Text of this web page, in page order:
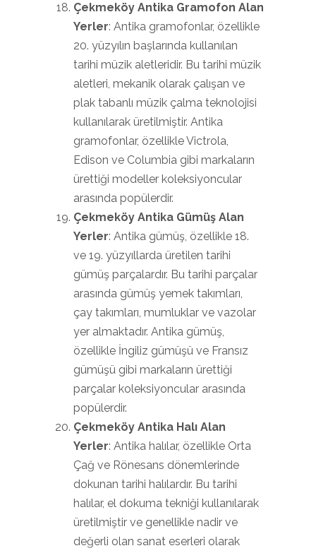
Çekmeköy Antika Gramofon Alan
Yerler: Antika gramofonlar, özellikle
20. yüzyılın başlarında kullanılan
tarihi müzik aletleridir. Bu tarihi müzik
aletleri, mekanik olarak çalışan ve
plak tabanlı müzik çalma teknolojisi
kullanılarak üretilmiştir. Antika
gramofonlar, özellikle Victrola,
Edison ve Columbia gibi markaların
ürettiği modeller koleksiyoncular
arasında popülerdir.
Çekmeköy Antika Gümüş Alan
Yerler: Antika gümüş, özellikle 18.
ve 19. yüzyıllarda üretilen tarihi
gümüş parçalardır. Bu tarihi parçalar
arasında gümüş yemek takımları,
çay takımları, mumluklar ve vazolar
yer almaktadır. Antika gümüş,
özellikle İngiliz gümüşü ve Fransız
gümüşü gibi markaların ürettiği
parçalar koleksiyoncular arasında
popülerdir.
Çekmeköy Antika Halı Alan
Yerler: Antika halılar, özellikle Orta
Çağ ve Rönesans dönemlerinde
dokunan tarihi halılardır. Bu tarihi
halılar, el dokuma tekniği kullanılarak
üretilmiştir ve genellikle nadir ve
değerli olan sanat eserleri olarak